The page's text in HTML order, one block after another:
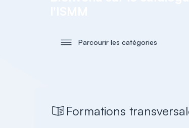
Parcourir les catégories
Formations